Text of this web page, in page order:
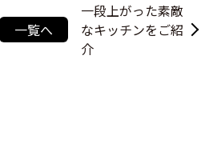
一覧へ
一段上がった素敵
なキッチンをご紹
介